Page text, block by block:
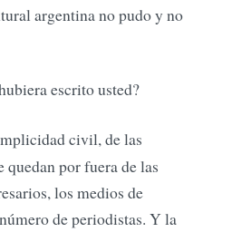
argentina no pudo y no
escrito usted?
civil, de las
por fuera de las
los medios de
de periodistas. Y la